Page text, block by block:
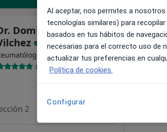
Domingo Perez
Ver más
665 opiniones
2
Al aceptar, nos permites a
tecnologías similares) para
basados en tus hábitos de
necesarias para el correcto uso de
actualizar tus preferencias en
Política de cookies.
Configurar